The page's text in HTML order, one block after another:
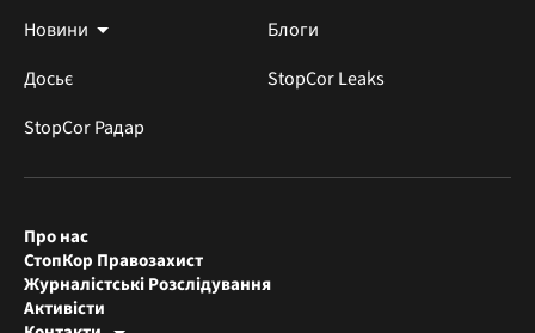
Новини
Блоги
Досьє
StopCor Leaks
StopCor Радар
Про нас
СтопКор Правозахист
Журналістські Розслідування
Активісти